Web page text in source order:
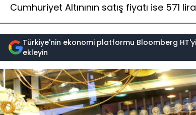
Cumhuriyet Altınının satış fiyatı ise 571
Türkiye'nin ekonomi platformu Bloomberg
ekleyin